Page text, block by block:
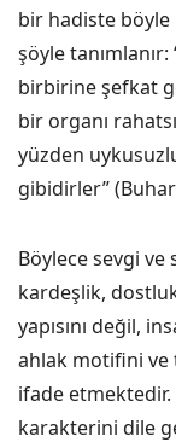
bir hadiste böyle
şöyle
birbirine şefkat
bir organı
yüzden
gibidirler”
Böylece sevgi
kardeşlik,
yapısını değil,
ahlak motifini ve
ifade etmektedir.
karakterini dile